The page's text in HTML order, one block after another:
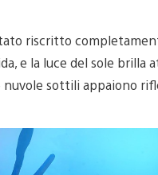
riscritto
e la luce del sole
sottili appaiono